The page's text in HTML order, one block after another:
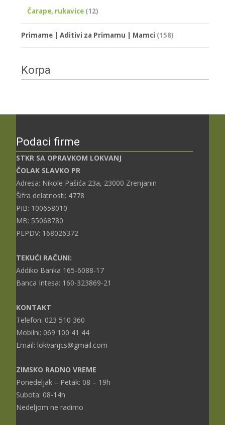
Čarape, rukavice (12)
Primame | Aditivi za Primamu | Mamci (158)
Korpa
Podaci firme
STKR SA OPRAVKOM LOKVANJ
ČOLAK SLAVKO PR
Adresa: Nikole Pašića 23a, 23000 Zrenjanin
Šifra delatnosti: 4778
PIB: 100658010
MB: 55068780
PEPDV: 168026372
TEKUĆI RAČUNI:
Addiko Banka 165-6088-17
Banca Intesa: 160-323869-21
KONTAKT
Telefon: 023 510 360
Mobilni: 069 100 41 44
Email: lokvanjcs@gmail.com
ZIMSKO RADNO VREME
Ponedeljak – Petak: 08 – 19h
Subota: 08-14h
Nedeljom ne radimo